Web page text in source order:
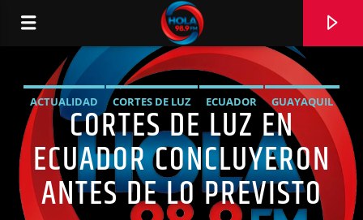
RADIO HOLA
ACTUALIDAD CORTES DE LUZ ECUADOR
GUAYAQUIL
MANTENIMIENTO ELÉCTRICO
NOTICIAS
QUITO
UNCATEGORIZED
CORTES DE LUZ EN
ECUADOR CONCLUYERON
ANTES DE LO PREVISTO